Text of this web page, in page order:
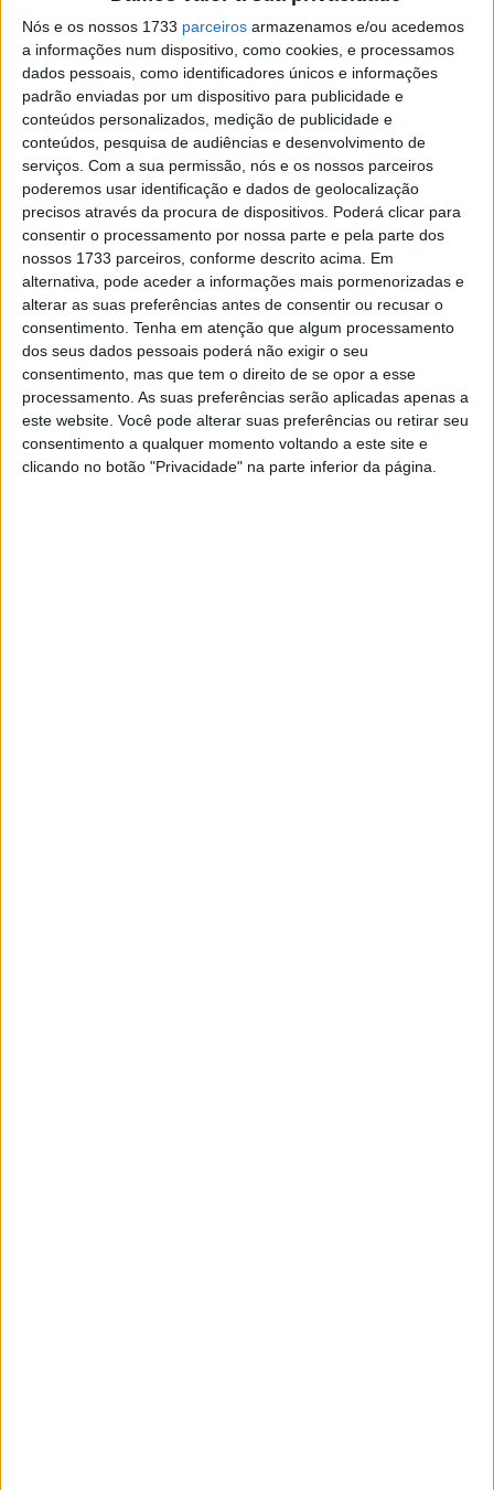
Nós e os nossos 1733 parceiros armazenamos e/ou acedemos
a informações num dispositivo, como cookies, e processamos
dados pessoais, como identificadores únicos e informações
padrão enviadas por um dispositivo para publicidade e
conteúdos personalizados, medição de publicidade e
conteúdos, pesquisa de audiências e desenvolvimento de
serviços. Com a sua permissão, nós e os nossos parceiros
poderemos usar identificação e dados de geolocalização
precisos através da procura de dispositivos. Poderá clicar para
consentir o processamento por nossa parte e pela parte dos
nossos 1733 parceiros, conforme descrito acima. Em
alternativa, pode aceder a informações mais pormenorizadas e
alterar as suas preferências antes de consentir ou recusar o
consentimento. Tenha em atenção que algum processamento
dos seus dados pessoais poderá não exigir o seu
consentimento, mas que tem o direito de se opor a esse
processamento. As suas preferências serão aplicadas apenas a
este website. Você pode alterar suas preferências ou retirar seu
consentimento a qualquer momento voltando a este site e
clicando no botão "Privacidade" na parte inferior da página.
Os dois, amigos de há bom tempo, foram os próprios a
introduzir as suas respetivas máquinas ao outro, antes de
Valentino Rossi ir para a pista com o Mercedes decorado
com o famoso 46 amarelo, seguido atentamente a partir
da boxe pelo piloto de Stevenage, um pouco a Norte de
Londres